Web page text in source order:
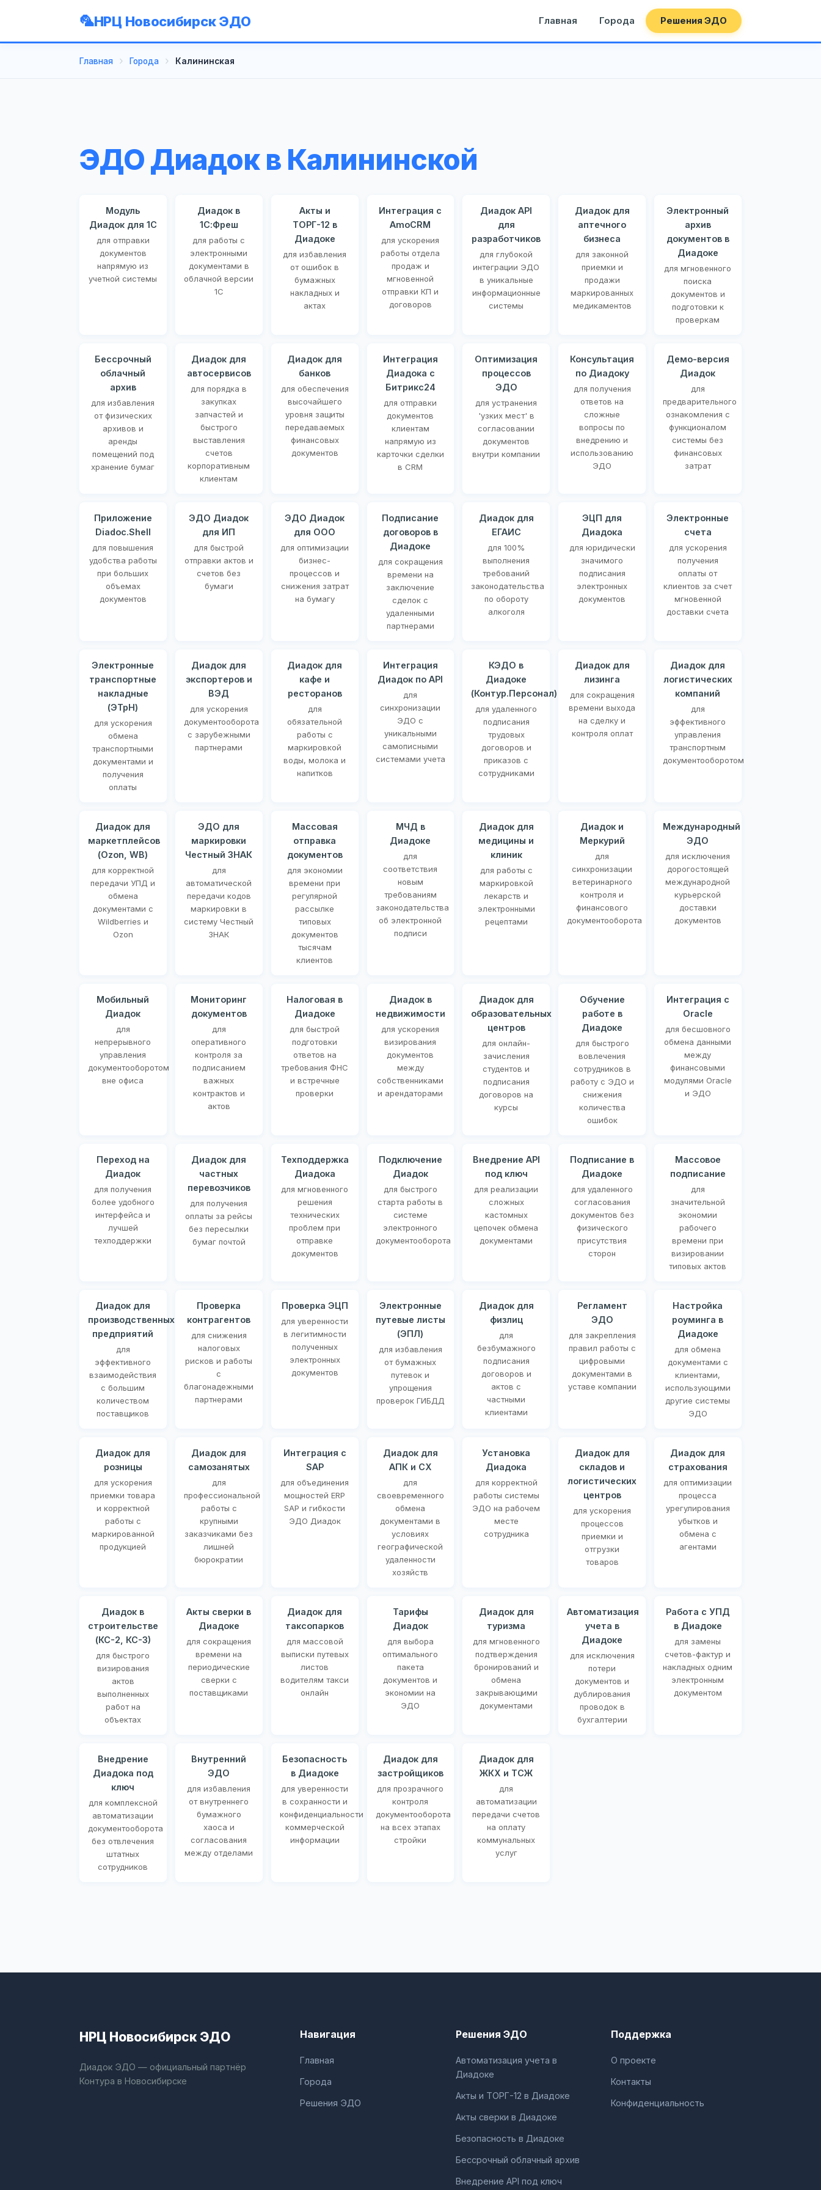
НРЦ Новосибирск ЭДО Главная Города Решения ЭДО
Главная Города Калининская
ЭДО Диадок в Калининской
Модуль
Диадок для 1С
для отправки
документов
напрямую из
учетной системы
Диадок в
1С:Фреш
для работы с
электронными
документами в
облачной версии
1С
Акты и
ТОРГ-12 в
Диадоке
для избавления
от ошибок в
бумажных
накладных и
актах
Интеграция с
AmoCRM
для ускорения
работы отдела
продаж и
мгновенной
отправки КП и
договоров
Диадок API
для
разработчиков
для глубокой
интеграции ЭДО
в уникальные
информационные
системы
Диадок для
аптечного
бизнеса
для законной
приемки и
продажи
маркированных
медикаментов
Электронный
архив
документов в
Диадоке
для мгновенного
поиска
документов и
подготовки к
проверкам
Бессрочный
облачный
архив
для избавления
от физических
архивов и
аренды
помещений под
хранение бумаг
Диадок для
автосервисов
для порядка в
закупках
запчастей и
быстрого
выставления
счетов
корпоративным
клиентам
Диадок для
банков
для обеспечения
высочайшего
уровня защиты
передаваемых
финансовых
документов
Интеграция
Диадока с
Битрикс24
для отправки
документов
клиентам
напрямую из
карточки сделки
в CRM
Оптимизация
процессов
ЭДО
для устранения
'узких мест' в
согласовании
документов
внутри компании
Консультация
по Диадоку
для получения
ответов на
сложные
вопросы по
внедрению и
использованию
ЭДО
Демо-версия
Диадок
для
предварительного
ознакомления с
функционалом
системы без
финансовых
затрат
Приложение
Diadoc.Shell
для повышения
удобства работы
при больших
объемах
документов
ЭДО Диадок
для ИП
для быстрой
отправки актов и
счетов без
бумаги
ЭДО Диадок
для ООО
для оптимизации
бизнес-
процессов и
снижения затрат
на бумагу
Подписание
договоров в
Диадоке
для сокращения
времени на
заключение
сделок с
удаленными
партнерами
Диадок для
ЕГАИС
для 100%
выполнения
требований
законодательства
по обороту
алкоголя
ЭЦП для
Диадока
для юридически
значимого
подписания
электронных
документов
Электронные
счета
для ускорения
получения
оплаты от
клиентов за счет
мгновенной
доставки счета
Электронные
транспортные
накладные
(ЭТрН)
для ускорения
обмена
транспортными
документами и
получения
оплаты
Диадок для
экспортеров и
ВЭД
для ускорения
документооборота
с зарубежными
партнерами
Диадок для
кафе и
ресторанов
для
обязательной
работы с
маркировкой
воды, молока и
напитков
Интеграция
Диадок по API
для
синхронизации
ЭДО с
уникальными
самописными
системами учета
КЭДО в
Диадоке
(Контур.Персонал)
для удаленного
подписания
трудовых
договоров и
приказов с
сотрудниками
Диадок для
лизинга
для сокращения
времени выхода
на сделку и
контроля оплат
Диадок для
логистических
компаний
для
эффективного
управления
транспортным
документооборотом
Диадок для
маркетплейсов
(Ozon, WB)
для корректной
передачи УПД и
обмена
документами с
Wildberries и
Ozon
ЭДО для
маркировки
Честный ЗНАК
для
автоматической
передачи кодов
маркировки в
систему Честный
ЗНАК
Массовая
отправка
документов
для экономии
времени при
регулярной
рассылке
типовых
документов
тысячам
клиентов
МЧД в
Диадоке
для
соответствия
новым
требованиям
законодательства
об электронной
подписи
Диадок для
медицины и
клиник
для работы с
маркировкой
лекарств и
электронными
рецептами
Диадок и
Меркурий
для
синхронизации
ветеринарного
контроля и
финансового
документооборота
Международный
ЭДО
для исключения
дорогостоящей
международной
курьерской
доставки
документов
Мобильный
Диадок
для
непрерывного
управления
документооборотом
вне офиса
Мониторинг
документов
для
оперативного
контроля за
подписанием
важных
контрактов и
актов
Налоговая в
Диадоке
для быстрой
подготовки
ответов на
требования ФНС
и встречные
проверки
Диадок в
недвижимости
для ускорения
визирования
документов
между
собственниками
и арендаторами
Диадок для
образовательных
центров
для онлайн-
зачисления
студентов и
подписания
договоров на
курсы
Обучение
работе в
Диадоке
для быстрого
вовлечения
сотрудников в
работу с ЭДО и
снижения
количества
ошибок
Интеграция с
Oracle
для бесшовного
обмена данными
между
финансовыми
модулями Oracle
и ЭДО
Переход на
Диадок
для получения
более удобного
интерфейса и
лучшей
техподдержки
Диадок для
частных
перевозчиков
для получения
оплаты за рейсы
без пересылки
бумаг почтой
Техподдержка
Диадока
для мгновенного
решения
технических
проблем при
отправке
документов
Подключение
Диадок
для быстрого
старта работы в
системе
электронного
документооборота
Внедрение API
под ключ
для реализации
сложных
кастомных
цепочек обмена
документами
Подписание в
Диадоке
для удаленного
согласования
документов без
физического
присутствия
сторон
Массовое
подписание
для
значительной
экономии
рабочего
времени при
визировании
типовых актов
Диадок для
производственных
предприятий
для
эффективного
взаимодействия
с большим
количеством
поставщиков
Проверка
контрагентов
для снижения
налоговых
рисков и работы
с
благонадежными
партнерами
Проверка ЭЦП
для уверенности
в легитимности
полученных
электронных
документов
Электронные
путевые листы
(ЭПЛ)
для избавления
от бумажных
путевок и
упрощения
проверок ГИБДД
Диадок для
физлиц
для
безбумажного
подписания
договоров и
актов с
частными
клиентами
Регламент
ЭДО
для закрепления
правил работы с
цифровыми
документами в
уставе компании
Настройка
роуминга в
Диадоке
для обмена
документами с
клиентами,
использующими
другие системы
ЭДО
Диадок для
розницы
для ускорения
приемки товара
и корректной
работы с
маркированной
продукцией
Диадок для
самозанятых
для
профессиональной
работы с
крупными
заказчиками без
лишней
бюрократии
Интеграция с
SAP
для объединения
мощностей ERP
SAP и гибкости
ЭДО Диадок
Диадок для
АПК и СХ
для
своевременного
обмена
документами в
условиях
географической
удаленности
хозяйств
Установка
Диадока
для корректной
работы системы
ЭДО на рабочем
месте
сотрудника
Диадок для
складов и
логистических
центров
для ускорения
процессов
приемки и
отгрузки
товаров
Диадок для
страхования
для оптимизации
процесса
урегулирования
убытков и
обмена с
агентами
Диадок в
строительстве
(КС-2, КС-3)
для быстрого
визирования
актов
выполненных
работ на
объектах
Акты сверки в
Диадоке
для сокращения
времени на
периодические
сверки с
поставщиками
Диадок для
таксопарков
для массовой
выписки путевых
листов
водителям такси
онлайн
Тарифы
Диадок
для выбора
оптимального
пакета
документов и
экономии на
ЭДО
Диадок для
туризма
для мгновенного
подтверждения
бронирований и
обмена
закрывающими
документами
Автоматизация
учета в
Диадоке
для исключения
потери
документов и
дублирования
проводок в
бухгалтерии
Работа с УПД
в Диадоке
для замены
счетов-фактур и
накладных одним
электронным
документом
Внедрение
Диадока под
ключ
для комплексной
автоматизации
документооборота
без отвлечения
штатных
сотрудников
Внутренний
ЭДО
для избавления
от внутреннего
бумажного
хаоса и
согласования
между отделами
Безопасность
в Диадоке
для уверенности
в сохранности и
конфиденциальности
коммерческой
информации
Диадок для
застройщиков
для прозрачного
контроля
документооборота
на всех этапах
стройки
Диадок для
ЖКХ и ТСЖ
для
автоматизации
передачи счетов
на оплату
коммунальных
услуг
НРЦ Новосибирск ЭДО
Диадок ЭДО — официальный партнёр
Контура в Новосибирске
Навигация
Главная
Города
Решения ЭДО
Решения ЭДО
Автоматизация учета в
Диадоке
Акты и ТОРГ-12 в Диадоке
Акты сверки в Диадоке
Безопасность в Диадоке
Бессрочный облачный архив
Внедрение API под ключ
Поддержка
О проекте
Контакты
Конфиденциальность